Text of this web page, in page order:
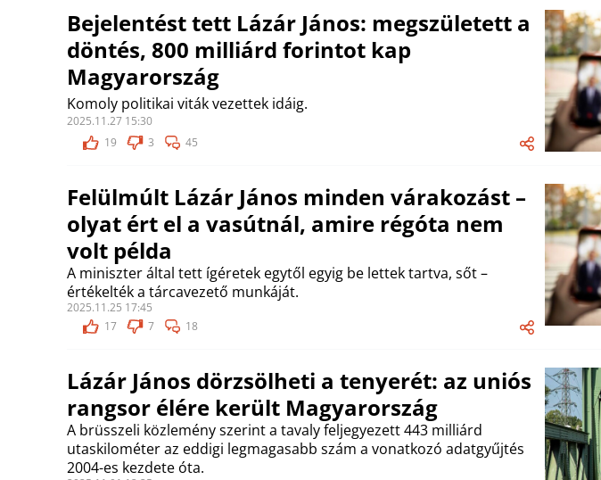
Bejelentést tett Lázár János: megszületett a
döntés, 800 milliárd forintot kap
Magyarország
Komoly politikai viták vezettek idáig.
2025.11.27 15:30
19
3 45
Felülmúlt Lázár János minden várakozást –
olyat ért el a vasútnál, amire régóta nem
volt példa
A miniszter által tett ígéretek egytől egyig be lettek tartva, sőt –
értékelték a tárcavezető munkáját.
2025.11.25 17:45
17
7 18
Lázár János dörzsölheti a tenyerét: az uniós
rangsor élére került Magyarország
A brüsszeli közlemény szerint a tavaly feljegyezett 443 milliárd
utaskilométer az eddigi legmagasabb szám a vonatkozó adatgyűjtés
2004-es kezdete óta.